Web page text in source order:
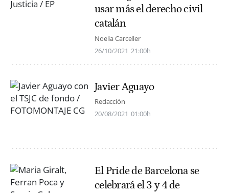
usar más el derecho civil
catalán
Noelia Carceller
26/10/2021 21:00h
Javier Aguayo
Redacción
20/08/2021 01:00h
El Pride de Barcelona se
celebrará el 3 y 4 de